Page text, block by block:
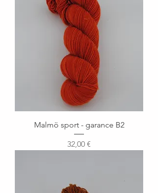
Malmö sport - garance B2
Prix
32,00 €